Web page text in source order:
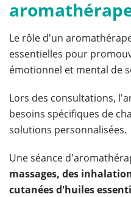
Le rôle d'un
essentielles pour
émotionnel et mental de
Lors des consultations,
besoins spécifiques de
solutions personnalisées.
Une séance
massages, des
cutanées d'huiles